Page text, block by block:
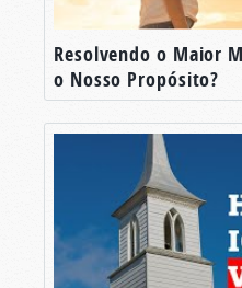
Resolvendo o Maior
o Nosso Propósito?